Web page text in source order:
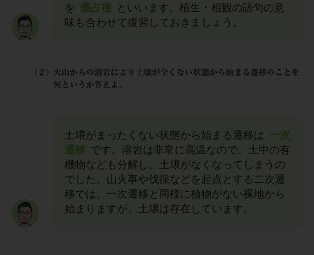
を 優占種 といいます。植生・相観の語句の意
味も合わせて復習しておきましょう。
土壌がまったくない状態から始まる遷移は 一次
遷移 です。溶岩は非常に高温なので、土中の有
機物なども分解し、土壌がなくなってしまうの
でした。山火事や伐採などを起点とする二次遷
移では、一次遷移と同様に植物がない裸地から
始まりますが、土壌は存在しています。